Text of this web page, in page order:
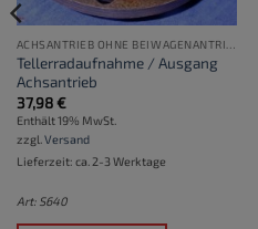
Tellerradaufnahme / Ausgang
Achsantrieb
37,98€
Enthält 19% MwSt.
zzgl. Versand
Lieferzeit: ca. 2-3 Werktage
Art: S640